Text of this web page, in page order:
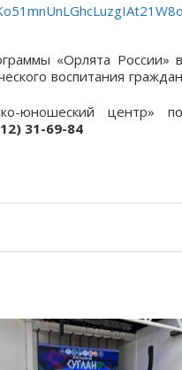
«Орлята России»
воспитания граждан
юношеский центр» по
31-69-84